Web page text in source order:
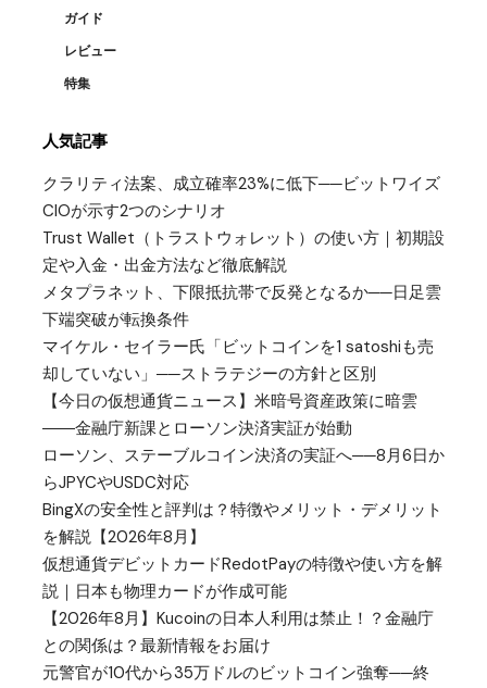
ガイド
レビュー
特集
人気記事
クラリティ法案、成立確率23%に低下──ビットワイズ
CIOが示す2つのシナリオ
Trust Wallet（トラストウォレット）の使い方｜初期設
定や入金・出金方法など徹底解説
メタプラネット、下限抵抗帯で反発となるか──日足雲
下端突破が転換条件
マイケル・セイラー氏「ビットコインを1 satoshiも売
却していない」──ストラテジーの方針と区別
【今日の仮想通貨ニュース】米暗号資産政策に暗雲
――金融庁新課とローソン決済実証が始動
ローソン、ステーブルコイン決済の実証へ──8月6日か
らJPYCやUSDC対応
BingXの安全性と評判は？特徴やメリット・デメリット
を解説【2026年8月】
仮想通貨デビットカードRedotPayの特徴や使い方を解
説｜日本も物理カードが作成可能
【2026年8月】Kucoinの日本人利用は禁止！？金融庁
との関係は？最新情報をお届け
元警官が10代から35万ドルのビットコイン強奪──終